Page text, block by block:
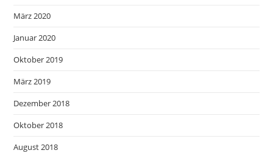
März 2020
Januar 2020
Oktober 2019
März 2019
Dezember 2018
Oktober 2018
August 2018